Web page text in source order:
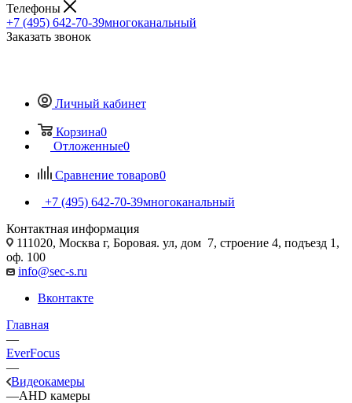
Телефоны
+7 (495) 642-70-39многоканальный
Заказать звонок
Личный кабинет
Корзина0
Отложенные0
Сравнение товаров0
+7 (495) 642-70-39многоканальный
Контактная информация
111020, Москва г, Боровая. ул, дом 7, строение 4, подъезд 1,
оф. 100
info@sec-s.ru
Вконтакте
Главная
—
EverFocus
—
Видеокамеры
—AHD камеры